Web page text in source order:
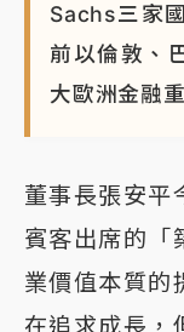
Sachs三家
前以倫敦、
大歐洲金融
董事長張安平
賓客出席的「
業價值本質的